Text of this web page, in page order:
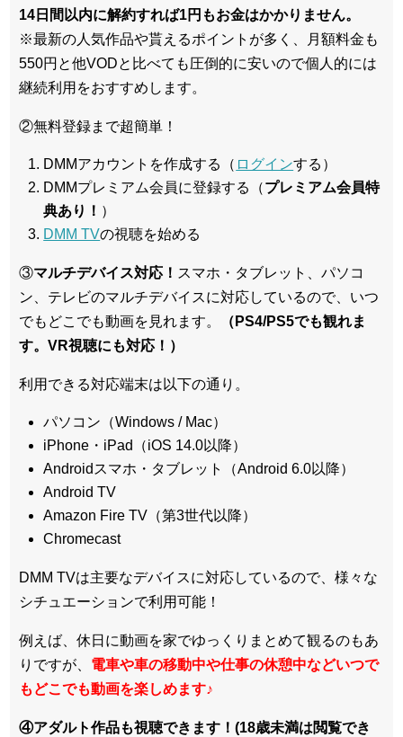
14日間以内に解約すれば1円もお金はかかりません。
※最新の人気作品や貰えるポイントが多く、月額料金も
550円と他VODと比べても圧倒的に安いので個人的には
継続利用をおすすめします。
②無料登録まで超簡単！
DMMアカウントを作成する（ ログインする）
DMMプレミアム会員に登録する（プレミアム会員特
典あり！ ）
DMM TVの視聴を始める
③マルチデバイス対応！ スマホ・タブレット、パソコ
ン、テレビのマルチデバイスに対応しているので、いつ
でもどこでも動画を見れます。
（PS4/PS5でも観れま
す。VR視聴にも対応！）
利用できる対応端末は以下の通り。
パソコン（Windows / Mac）
iPhone・iPad（iOS 14.0以降）
Androidスマホ・タブレット（Android 6.0以降）
Android TV
Amazon Fire TV（第3世代以降）
Chromecast
DMM TVは主要なデバイスに対応しているので、 様々な
シチュエーションで利用可能！
例えば、休日に動画を家でゆっくりまとめて観るのもあ
りですが、 電車や車の移動中や仕事の休憩中などいつで
もどこでも動画を楽しめます♪
④アダルト作品も視聴できます！(18歳未満は閲覧でき